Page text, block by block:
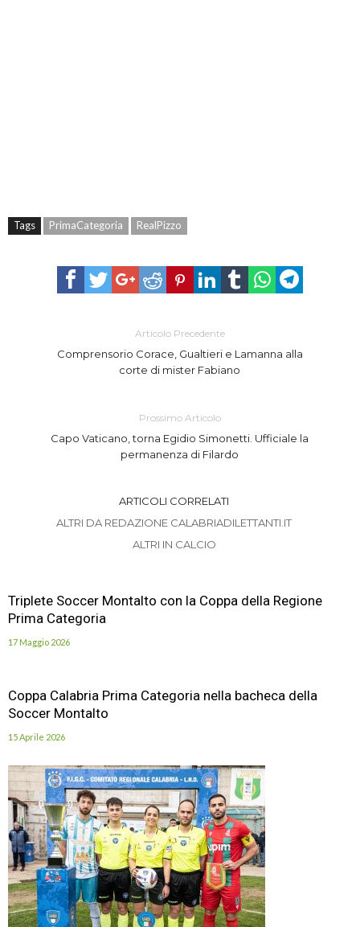
Tags PrimaCategoria RealPizzo
Articolo Precedente
Comprensorio Corace, Gualtieri e Lamanna alla
corte di mister Fabiano
Prossimo Articolo
Capo Vaticano, torna Egidio Simonetti. Ufficiale la
permanenza di Filardo
ARTICOLI CORRELATI
ALTRI DA REDAZIONE CALABRIADILETTANTI.IT
ALTRI IN CALCIO
Triplete Soccer Montalto con la Coppa della Regione
Prima Categoria
17 Maggio 2026
Coppa Calabria Prima Categoria nella bacheca della
Soccer Montalto
15 Aprile 2026